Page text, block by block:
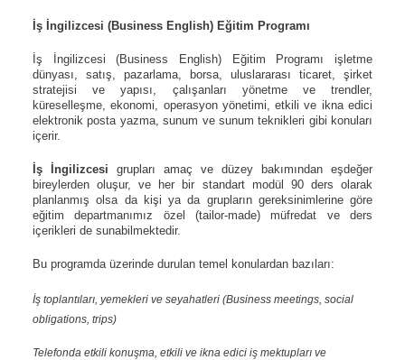
İş İngilizcesi (Business English) Eğitim Programı
İş İngilizcesi (Business English) Eğitim Programı işletme
dünyası, satış, pazarlama, borsa, uluslararası ticaret, şirket
stratejisi ve yapısı, çalışanları yönetme ve trendler,
küreselleşme, ekonomi, operasyon yönetimi, etkili ve ikna edici
elektronik posta yazma, sunum ve sunum teknikleri gibi konuları
içerir.
İş İngilizcesi grupları amaç ve düzey bakımından eşdeğer
bireylerden oluşur, ve her bir standart modül 90 ders olarak
planlanmış olsa da kişi ya da grupların gereksinimlerine göre
eğitim departmanımız özel (tailor-made) müfredat ve ders
içerikleri de sunabilmektedir.
Bu programda üzerinde durulan temel konulardan bazıları:
İş toplantıları, yemekleri ve seyahatleri (Business meetings, social
obligations, trips)
Telefonda etkili konuşma, etkili ve ikna edici iş mektupları ve